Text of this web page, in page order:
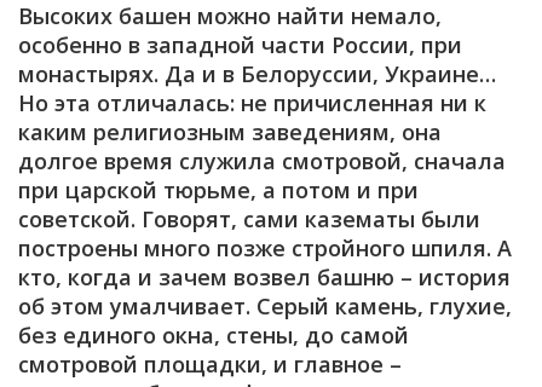
Высоких башен можно найти немало,
особенно в западной части России, при
монастырях. Да и в Белоруссии, Украине…
Но эта отличалась: не причисленная ни к
каким религиозным заведениям, она
долгое время служила смотровой, сначала
при царской тюрьме, а потом и при
советской. Говорят, сами казематы были
построены много позже стройного шпиля. А
кто, когда и зачем возвел башню – история
об этом умалчивает. Серый камень, глухие,
без единого окна, стены, до самой
смотровой площадки, и главное –